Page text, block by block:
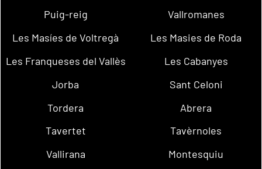
Puig-reig
Vallromanes
Les Masíes de Voltregà
Les Masies de Roda
Les Franqueses del Vallès
Les Cabanyes
Jorba
Sant Celoni
Tordera
Abrera
Tavertet
Tavèrnoles
Vallirana
Montesquiu